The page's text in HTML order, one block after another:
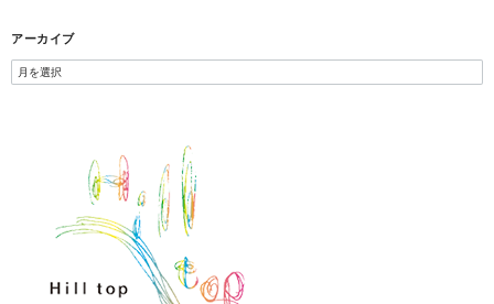
アーカイブ